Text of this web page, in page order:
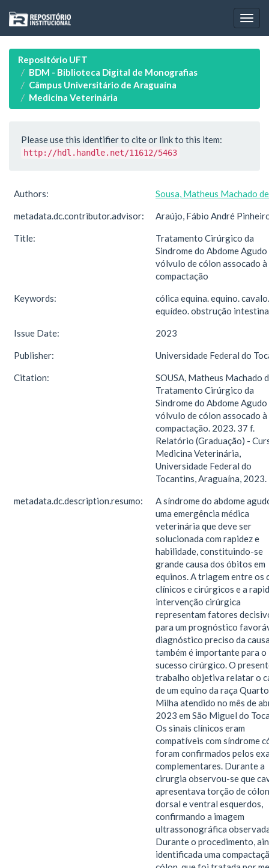
navigation
Repositório UFT
BDM - Biblioteca Digital de Monografias
Câmpus Universitário de Araguaína
Medicina Veterinária
Please use this identifier to cite or link to this item:
http://hdl.handle.net/11612/5463
Authors: Sousa, Matheus Machado de
metadata.dc.contributor.advisor: Araújo, Fábio André
Title:
Tratamento Cirúrgico da
Sindrome do Abdome
vólvulo de cólon assocado à
compactação
Keywords:
cólica equina. equino. cavalo.
equídeo. obstrução
Issue Date: 2023
Publisher: Universidade Federal do
Citation:
SOUSA, Matheus Machado
Tratamento Cirúrgico da
Sindrome do Abdome
vólvulo de cólon assocado à
compactação. 2023. 37 f.
Relatório (Graduação) -
Medicina Veterinária,
Universidade Federal do
Tocantins, Araguaína, 2023.
metadata.dc.description.resumo:
A síndrome do abdome
uma emergência médica
veterinária que deve ser
solucionada com rapidez e
habilidade, constituindo-se
grande causa dos óbitos em
equinos. A triagem entre os
clínicos e cirúrgicos e a
intervenção cirúrgica
representam fatores
para um prognóstico
diagnóstico preciso da
também é importante para o
sucesso cirúrgico. O
trabalho objetiva relatar o
de um equino da raça
Milha atendido no mês de
2023 em São Miguel do
Os sinais clínicos eram
compatíveis com síndrome
foram confirmados pelos
complementares. Durante a
cirurgia observou-se que
apresentava torção de cólon
dorsal e ventral esquerdos,
confirmando a imagem
ultrassonográfica
Durante o procedimento,
identificada uma